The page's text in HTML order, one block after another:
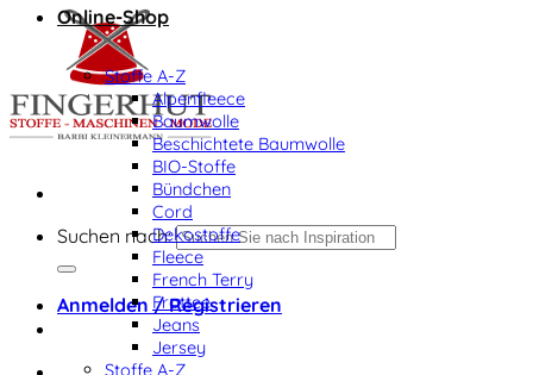
Suchen nach:
Anmelden / Registrieren
Online-Shop
Stoffe A-Z
Alpenfleece
Baumwolle
Beschichtete Baumwolle
BIO-Stoffe
Bündchen
Cord
Dekostoffe
Fleece
French Terry
Frottee
Jeans
Jersey
Stoffe A-Z